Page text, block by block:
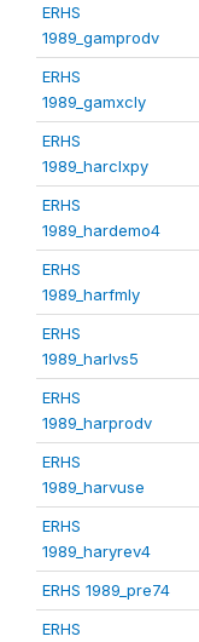
ERHS
1989_gamprodv
ERHS
1989_gamxcly
ERHS
1989_harclxpy
ERHS
1989_hardemo4
ERHS
1989_harfmly
ERHS
1989_harlvs5
ERHS
1989_harprodv
ERHS
1989_harvuse
ERHS
1989_haryrev4
ERHS 1989_pre74
ERHS